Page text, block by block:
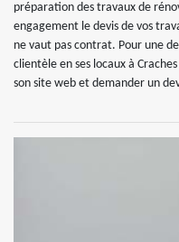
préparation des travaux de
engagement le devis de vos
ne vaut pas contrat. Pour une
clientèle en ses locaux à
son site web et demander un